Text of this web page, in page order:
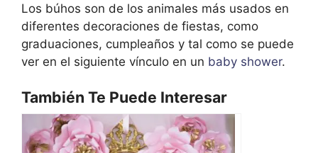
Los búhos son de los animales más usados en
diferentes decoraciones de fiestas, como
graduaciones, cumpleaños y tal como se puede
ver en el siguiente vínculo en un baby shower.
También Te Puede Interesar